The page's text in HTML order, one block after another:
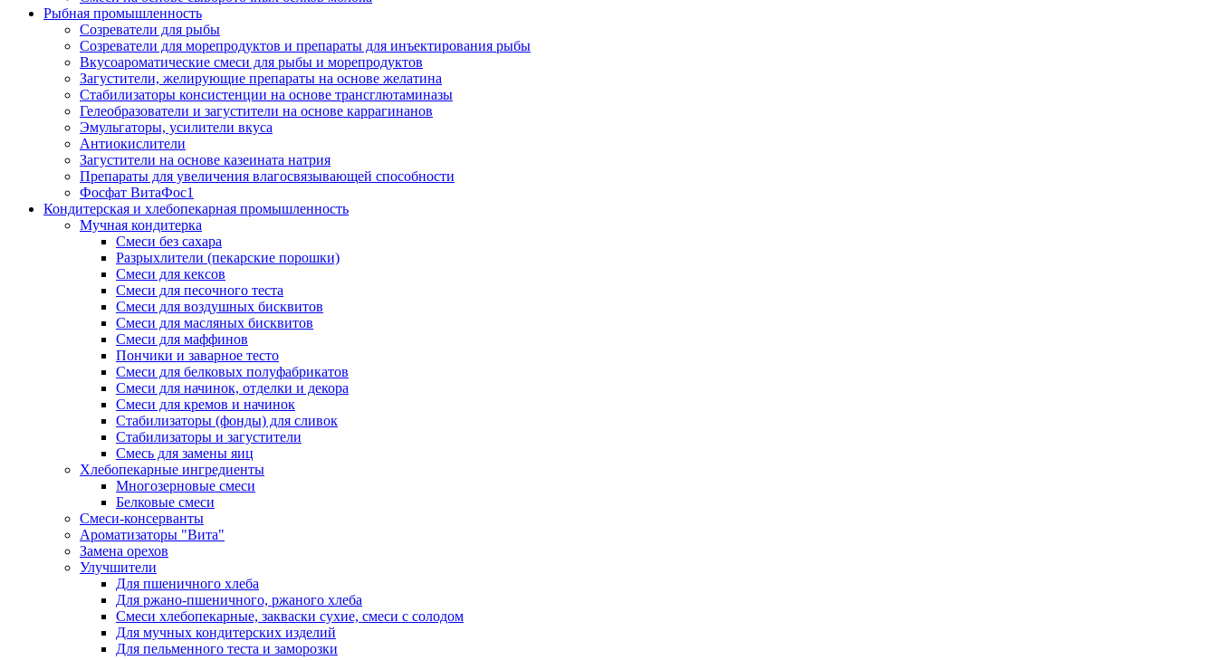
Рыбная промышленность
Созреватели для рыбы
Созреватели для морепродуктов и препараты для инъектирования рыбы
Вкусоароматические смеси для рыбы и морепродуктов
Загустители, желирующие препараты на основе желатина
Стабилизаторы консистенции на основе трансглютаминазы
Гелеобразователи и загустители на основе каррагинанов
Эмульгаторы, усилители вкуса
Антиокислители
Загустители на основе казеината натрия
Препараты для увеличения влагосвязывающей способности
Фосфат ВитаФос1
Кондитерская и хлебопекарная промышленность
Мучная кондитерка
Смеси без сахара
Разрыхлители (пекарские порошки)
Смеси для кексов
Смеси для песочного теста
Смеси для воздушных бисквитов
Смеси для масляных бисквитов
Смеси для маффинов
Пончики и заварное тесто
Cмеси для белковых полуфабрикатов
Смеси для начинок, отделки и декора
Смеси для кремов и начинок
Стабилизаторы (фонды) для сливок
Стабилизаторы и загустители
Смесь для замены яиц
Хлебопекарные ингредиенты
Многозерновые смеси
Белковые смеси
Смеси-консерванты
Ароматизаторы "Вита"
Замена орехов
Улучшители
Для пшеничного хлеба
Для ржано-пшеничного, ржаного хлеба
Смеси хлебопекарные, закваски сухие, смеси с солодом
Для мучных кондитерских изделий
Для пельменного теста и заморозки